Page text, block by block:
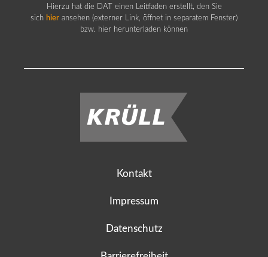
Hierzu hat die DAT einen Leitfaden erstellt, den Sie
sich hier ansehen (externer Link, öffnet in separatem Fenster)
bzw. hier herunterladen können
Kontakt
Impressum
Datenschutz